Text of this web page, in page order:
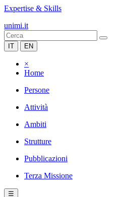
Expertise & Skills
unimi.it
IT EN
×
Home
Persone
Attività
Ambiti
Strutture
Pubblicazioni
Terza Missione
☰